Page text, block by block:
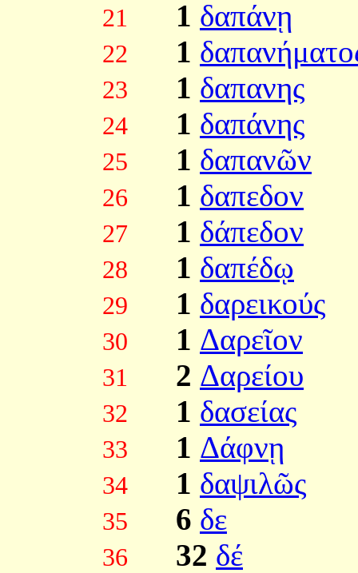
21 1 δαπάνῃ
22 1
23 1 δαπανης
24 1 δαπάνης
25 1 δαπανῶν
26 1 δαπεδον
27 1 δάπεδον
28 1 δαπέδῳ
29 1 δαρεικούς
30 1 Δαρεῖον
31 2 Δαρείου
32 1 δασείας
33 1 Δάφνῃ
34 1 δαψιλῶς
35 6 δε
36 32 δέ